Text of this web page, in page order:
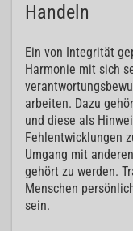
Handeln
Ein von Integrität
Harmonie mit sich
arbeiten. Dazu
und diese als
Fehlentwicklungen
Umgang mit
gehört zu werden.
Menschen
sein.